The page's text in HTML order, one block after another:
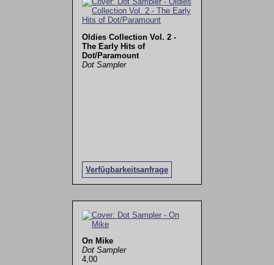
Oldies Collection Vol. 2 -
The Early Hits of
Dot/Paramount
Dot Sampler
Verfügbarkeitsanfrage
On Mike
Dot Sampler
4,00